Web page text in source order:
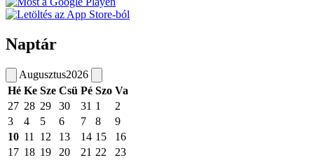
Naptár
Augusztus2026
Hé Ke Sze Csü Pé Szo Va
27 28 29 30 31 1
2
3
4 5 6 7 8
9
10 11 12 13 14 15
16
17 18 19 20 21 22
23